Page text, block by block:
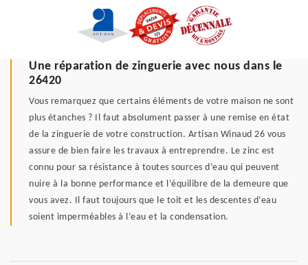
Une réparation de zinguerie avec nous dans le
26420
Vous remarquez que certains éléments de votre maison ne sont
plus étanches ? Il faut absolument passer à une remise en état
de la zinguerie de votre construction. Artisan Winaud 26 vous
assure de bien faire les travaux à entreprendre. Le zinc est
connu pour sa résistance à toutes sources d’eau qui peuvent
nuire à la bonne performance et l’équilibre de la demeure que
vous avez. Il faut toujours que le toit et les descentes d’eau
soient imperméables à l’eau et la condensation.